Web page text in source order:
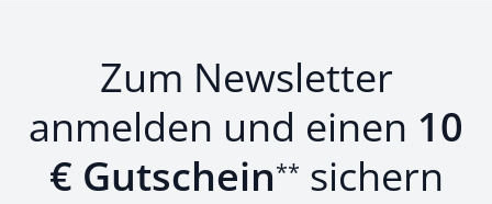
Zum Newsletter
anmelden und einen 10
€ Gutschein** sichern